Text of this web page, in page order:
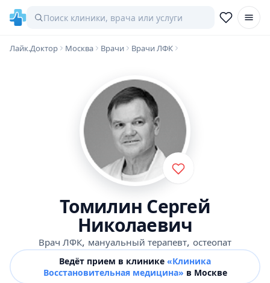
Лайк.Доктор Москва Врачи Врачи ЛФК
Томилин Сергей
Николаевич
Врач ЛФК, мануальный терапевт, остеопат
Ведёт прием в клинике «Клиника
Восстановительная медицина» в Москве